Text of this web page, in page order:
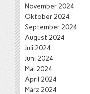
November 2024
Oktober 2024
September 2024
August 2024
Juli 2024
Juni 2024
Mai 2024
April 2024
März 2024